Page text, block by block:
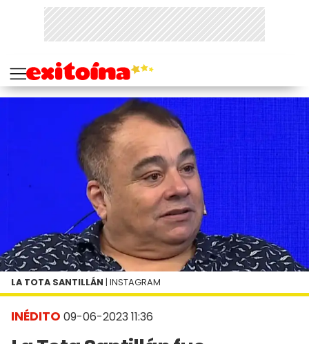
INÉDITO 09-06-2023 11:36
LA TOTA SANTILLÁN | INSTAGRAM